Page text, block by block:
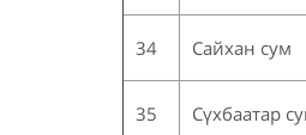
34 Сайхан сум
35 Сүхбаатар